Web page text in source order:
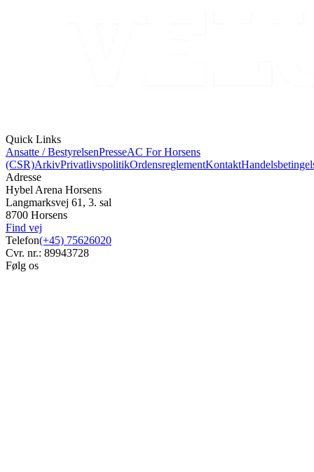
Quick Links
Ansatte / BestyrelsenPresseAC For Horsens
(CSR)ArkivPrivatlivspolitikOrdensreglementKontakt
Adresse
Hybel Arena Horsens
Langmarksvej 61, 3. sal
8700 Horsens
Find vej
Telefon(+45) 75626020
Cvr. nr.: 89943728
Følg os